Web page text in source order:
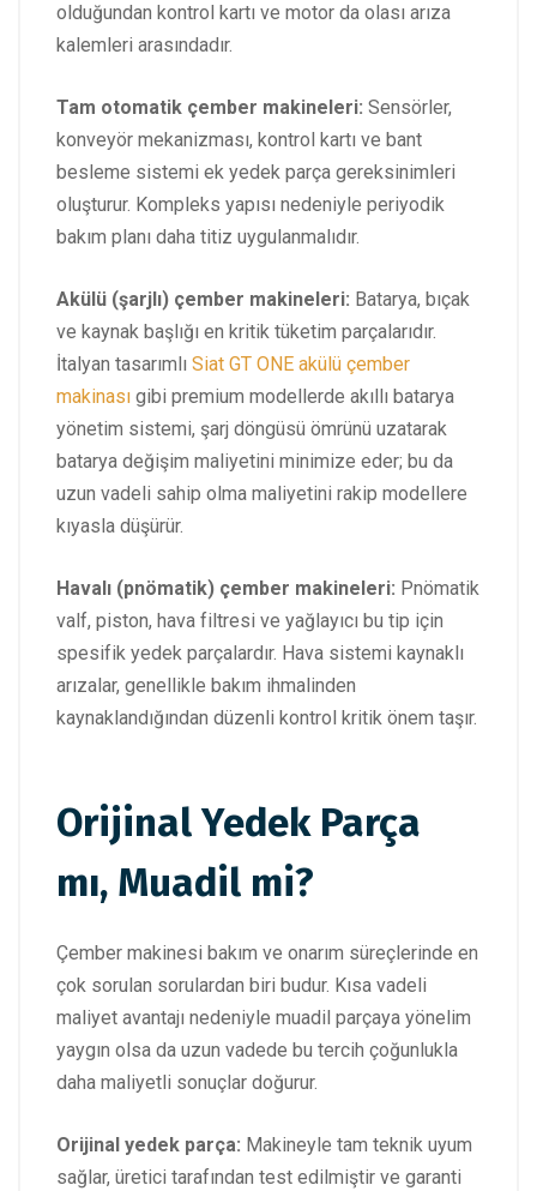
olduğundan kontrol kartı ve motor da olası arıza
kalemleri arasındadır.
Tam otomatik çember makineleri: Sensörler,
konveyör mekanizması, kontrol kartı ve bant
besleme sistemi ek yedek parça gereksinimleri
oluşturur. Kompleks yapısı nedeniyle periyodik
bakım planı daha titiz uygulanmalıdır.
Akülü (şarjlı) çember makineleri: Batarya, bıçak
ve kaynak başlığı en kritik tüketim parçalarıdır.
İtalyan tasarımlı Siat GT ONE akülü çember
makinası gibi premium modellerde akıllı batarya
yönetim sistemi, şarj döngüsü ömrünü uzatarak
batarya değişim maliyetini minimize eder; bu da
uzun vadeli sahip olma maliyetini rakip modellere
kıyasla düşürür.
Havalı (pnömatik) çember makineleri: Pnömatik
valf, piston, hava filtresi ve yağlayıcı bu tip için
spesifik yedek parçalardır. Hava sistemi kaynaklı
arızalar, genellikle bakım ihmalinden
kaynaklandığından düzenli kontrol kritik önem taşır.
Orijinal Yedek Parça
mı, Muadil mi?
Çember makinesi bakım ve onarım süreçlerinde en
çok sorulan sorulardan biri budur. Kısa vadeli
maliyet avantajı nedeniyle muadil parçaya yönelim
yaygın olsa da uzun vadede bu tercih çoğunlukla
daha maliyetli sonuçlar doğurur.
Orijinal yedek parça: Makineyle tam teknik uyum
sağlar, üretici tarafından test edilmiştir ve garanti